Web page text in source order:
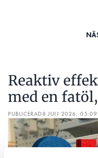
Reaktiv
med en
PUBLICERAD8 JUN 2026, 05:09